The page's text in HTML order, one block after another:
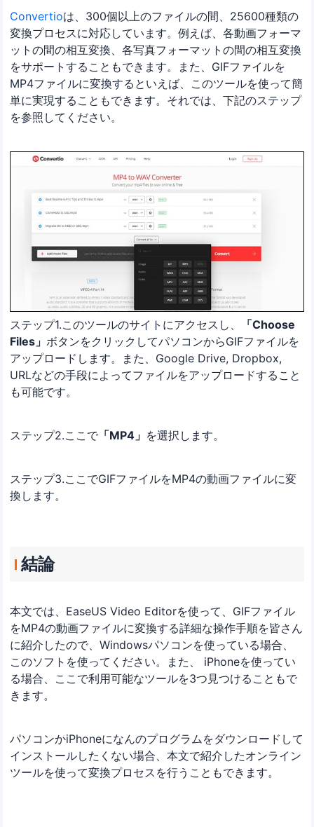
Convertioは、300個以上のファイルの間、25600種類の
変換プロセスに対応しています。例えば、各動画フォーマ
ットの間の相互変換、各写真フォーマットの間の相互変換
をサポートすることもできます。また、GIFファイルを
MP4ファイルに変換するといえば、このツールを使って簡
単に実現することもできます。それでは、下記のステップ
を参照してください。
ステップ1.このツールのサイトにアクセスし、
「Choose
Files」ボタンをクリックしてパソコンからGIFファイルを
アップロードします。また、Google Drive, Dropbox,
URLなどの手段によってファイルをアップロードすること
も可能です。
ステップ2.ここで 「MP4」 を選択します。
ステップ3.ここでGIFファイルをMP4の動画ファイルに変
換します。
結論
本文では、EaseUS Video Editorを使って、GIFファイル
をMP4の動画ファイルに変換する詳細な操作手順を皆さん
に紹介したので、Windowsパソコンを使っている場合、
このソフトを使ってください。また、 iPhoneを使ってい
る場合、ここで利用可能なツールを3つ見つけることもで
きます。
パソコンかiPhoneになんのプログラムをダウンロードして
インストールしたくない場合、本文で紹介したオンライン
ツールを使って変換プロセスを行うこともできます。